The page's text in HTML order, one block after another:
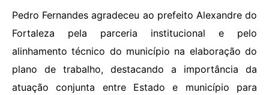
Pedro Fernandes agradeceu ao prefeito Alexandre do
Fortaleza pela parceria institucional e pelo
alinhamento técnico do município na elaboração do
plano de trabalho, destacando a importância da
atuação conjunta entre Estado e município para